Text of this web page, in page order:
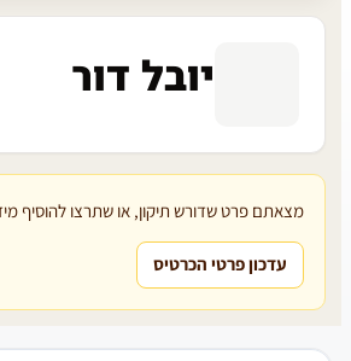
יובל דור
מצאתם פרט שדורש תיקון, או שתרצו להוסיף
עדכון פרטי הכרטיס